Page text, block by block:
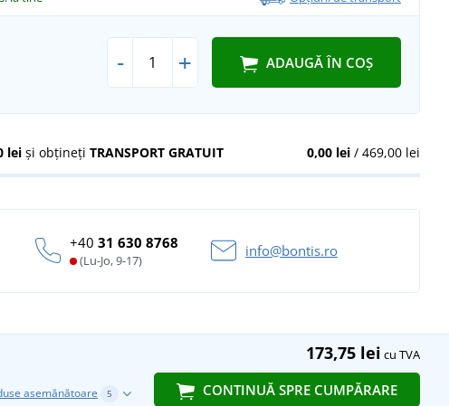
- + ADAUGĂ ÎN COȘ
0,00 lei/ 469,00 lei
lei și obțineți TRANSPORT GRATUIT
+40 31 630 8768
(Lu-Jo, 9-17)
info@bontis.ro
173,75 lei cu TVA
CONTINUĂ SPRE CUMPĂRARE
asemănătoare 5